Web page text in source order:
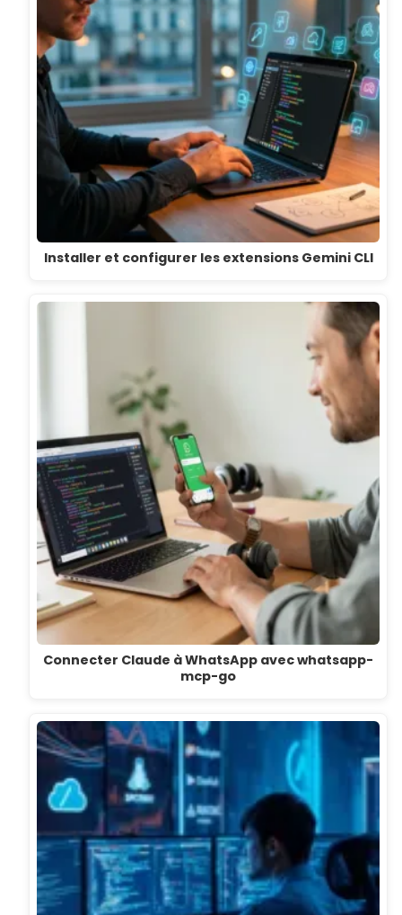
Installer et configurer les extensions Gemini CLI
Connecter Claude à WhatsApp avec whatsapp-
mcp-go